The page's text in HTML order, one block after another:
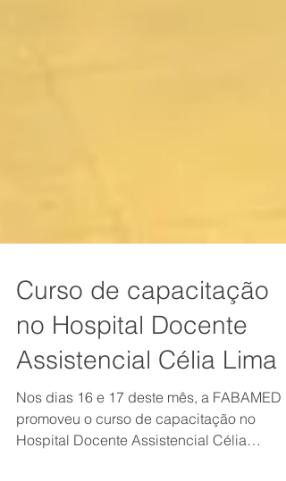
Curso de capacitação
no Hospital Docente
Assistencial Célia Lima
Nos dias 16 e 17 deste mês, a FABAMED
promoveu o curso de capacitação no